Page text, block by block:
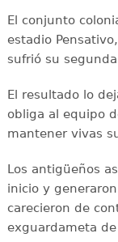
El conjunto
estadio
sufrió su
El resultado lo
obliga al equipo
mantener vivas
Los antigüeños
inicio y
carecieron de
exguardameta